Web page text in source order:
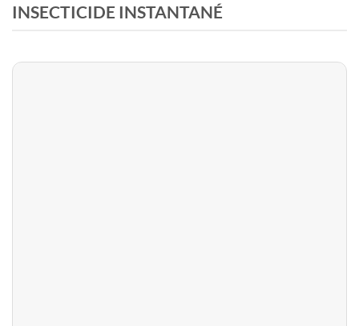
INSECTICIDE INSTANTANÉ